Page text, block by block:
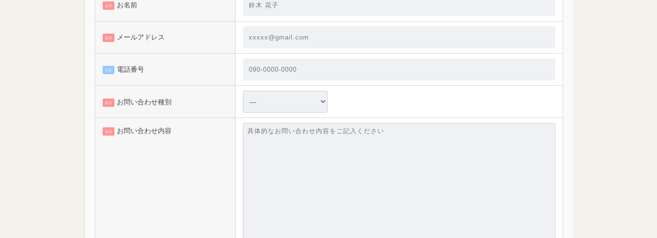
必須 お名前
必須 メールアドレス
任意 電話番号
必須 お問い合わせ種別
必須 お問い合わせ内容